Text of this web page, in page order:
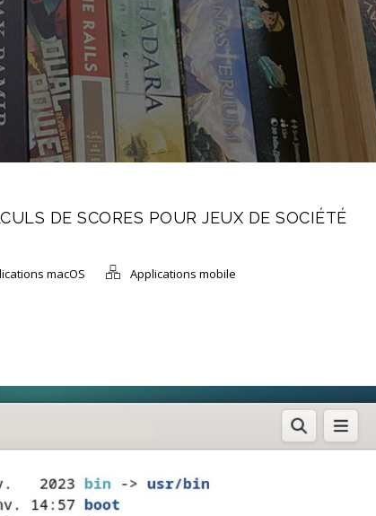
DE SCORES POUR JEUX DE SOCIÉTÉ
macOS Applications mobile